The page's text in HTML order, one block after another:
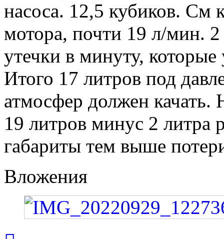
насоса. 12,5 кубиков. См
мотора, почти 19 л/мин.
утечки в минуту,
Итого 17 литров под
атмосфер должен
19 литров минус 2
габариты тем выше
Вложения